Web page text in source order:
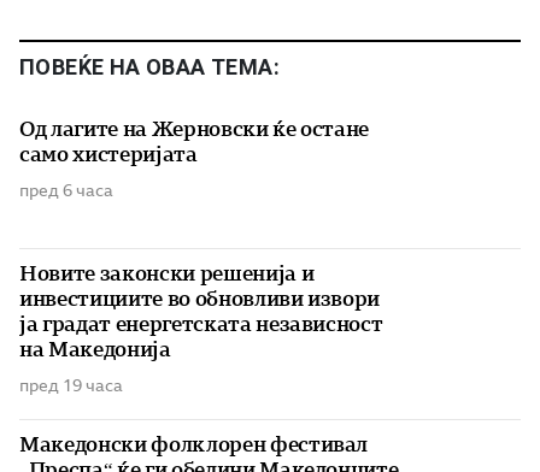
ПОВЕЌЕ НА ОВАА ТЕМА:
Од лагите на Жерновски ќе остане
само хистеријата
пред 6 часа
Новите законски решенија и
инвестициите во обновливи извори
ја градат енергетската независност
на Македонија
пред 19 часа
Македонски фолклорен фестивал